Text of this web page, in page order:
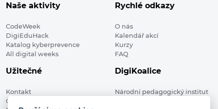
Naše aktivity
CodeWeek
DigiEduHack
Katalog kyberprevence
All digital weeks
Rychlé odkazy
O nás
Kalendář akcí
Kurzy
FAQ
Užitečné
Kontakt
Členské organizace
DigiKoalice
Národní pedagogický institut